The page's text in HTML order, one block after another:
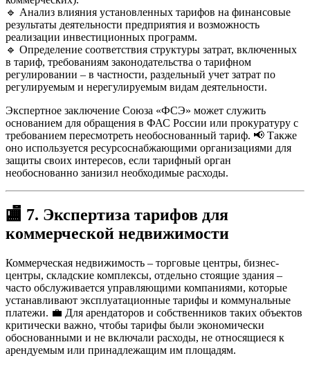
🔹 Анализ влияния установленных тарифов на финансовые
результаты деятельности предприятия и возможность
реализации инвестиционных программ.
🔹 Определение соответствия структуры затрат, включенных
в тариф, требованиям законодательства о тарифном
регулировании – в частности, раздельный учет затрат по
регулируемым и нерегулируемым видам деятельности.
Экспертное заключение Союза «ФСЭ» может служить
основанием для обращения в ФАС России или прокуратуру с
требованием пересмотреть необоснованный тариф. 📢 Также
оно используется ресурсоснабжающими организациями для
защиты своих интересов, если тарифный орган
необоснованно занизил необходимые расходы.
🏬 7. Экспертиза тарифов для
коммерческой недвижимости
Коммерческая недвижимость – торговые центры, бизнес-
центры, складские комплексы, отдельно стоящие здания –
часто обслуживается управляющими компаниями, которые
устанавливают эксплуатационные тарифы и коммунальные
платежи. 💼 Для арендаторов и собственников таких объектов
критически важно, чтобы тарифы были экономически
обоснованными и не включали расходы, не относящиеся к
арендуемым или принадлежащим им площадям.